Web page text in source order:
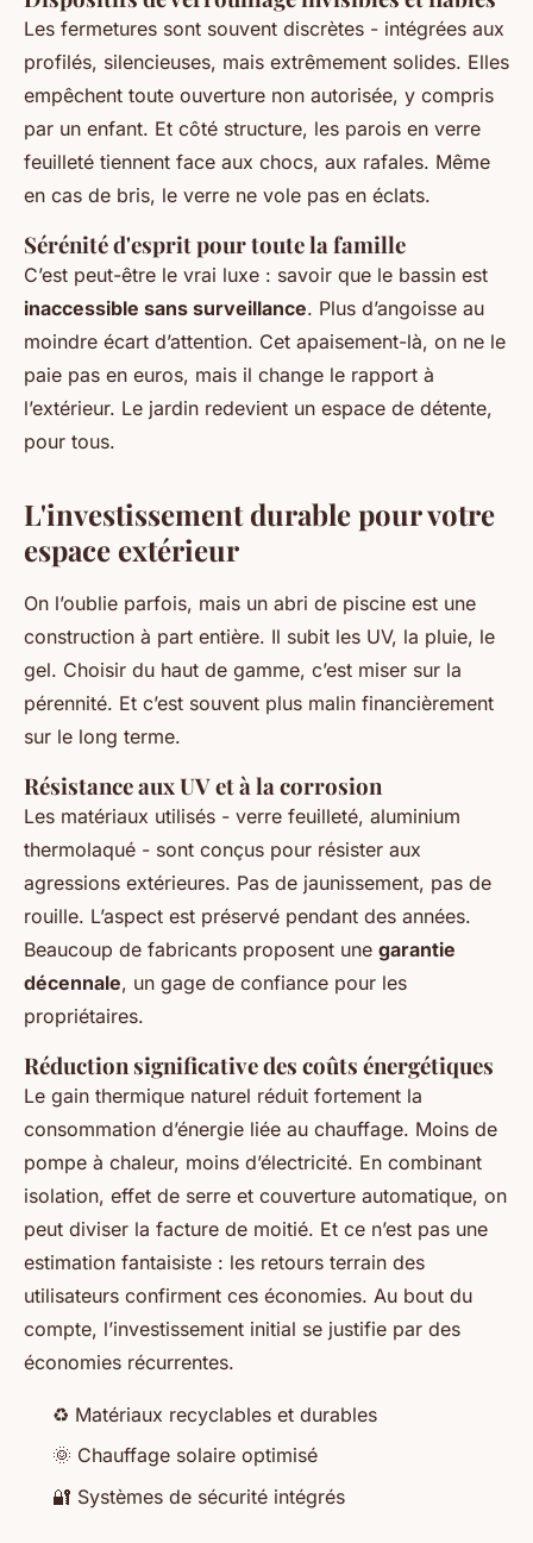
Les fermetures sont souvent discrètes - intégrées aux
profilés, silencieuses, mais extrêmement solides. Elles
empêchent toute ouverture non autorisée, y compris
par un enfant. Et côté structure, les parois en verre
feuilleté tiennent face aux chocs, aux rafales. Même
en cas de bris, le verre ne vole pas en éclats.
Sérénité d'esprit pour toute la famille
C’est peut-être le vrai luxe : savoir que le bassin est
inaccessible sans surveillance. Plus d’angoisse au
moindre écart d’attention. Cet apaisement-là, on ne le
paie pas en euros, mais il change le rapport à
l’extérieur. Le jardin redevient un espace de détente,
pour tous.
L'investissement durable pour votre
espace extérieur
On l’oublie parfois, mais un abri de piscine est une
construction à part entière. Il subit les UV, la pluie, le
gel. Choisir du haut de gamme, c’est miser sur la
pérennité. Et c’est souvent plus malin financièrement
sur le long terme.
Résistance aux UV et à la corrosion
Les matériaux utilisés - verre feuilleté, aluminium
thermolaqué - sont conçus pour résister aux
agressions extérieures. Pas de jaunissement, pas de
rouille. L’aspect est préservé pendant des années.
Beaucoup de fabricants proposent une garantie
décennale, un gage de confiance pour les
propriétaires.
Réduction significative des coûts énergétiques
Le gain thermique naturel réduit fortement la
consommation d’énergie liée au chauffage. Moins de
pompe à chaleur, moins d’électricité. En combinant
isolation, effet de serre et couverture automatique, on
peut diviser la facture de moitié. Et ce n’est pas une
estimation fantaisiste : les retours terrain des
utilisateurs confirment ces économies. Au bout du
compte, l’investissement initial se justifie par des
économies récurrentes.
♻️ Matériaux recyclables et durables
🌞 Chauffage solaire optimisé
🔐 Systèmes de sécurité intégrés